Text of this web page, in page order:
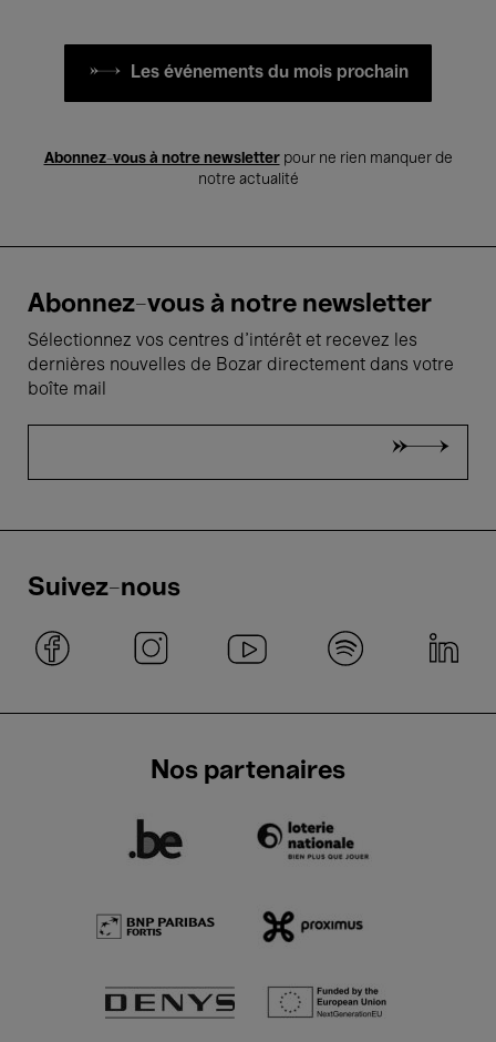
Les événements du mois prochain
Abonnez-vous à notre newsletterpour ne rien manquer de
notre actualité
Abonnez-vous à notre newsletter
Sélectionnez vos centres d'intérêt et recevez les
dernières nouvelles de Bozar directement dans votre
boîte mail
Suivez-nous
Nos partenaires